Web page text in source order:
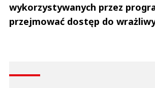
wykorzystywanych przez
przejmować dostęp do